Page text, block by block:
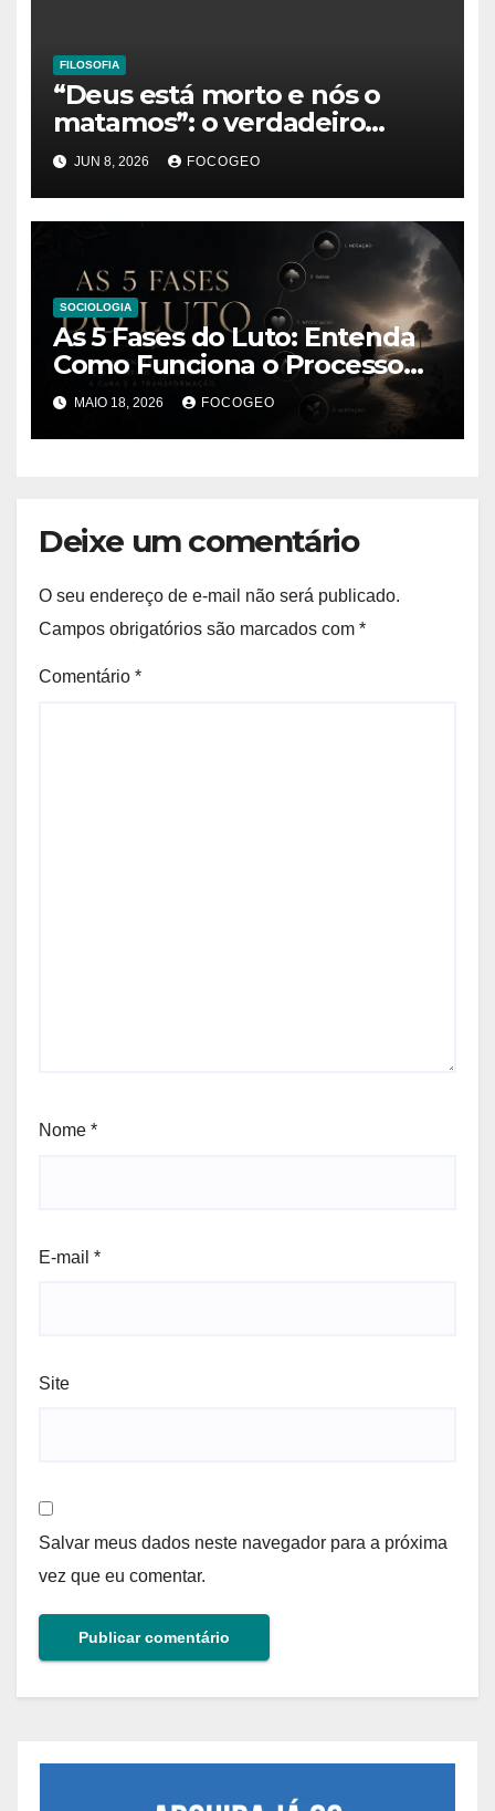
FILOSOFIA
“Deus está morto e nós o
matamos”: o verdadeiro
significado da frase de
Friedrich Nietzsche
JUN 8, 2026 FOCOGEO
SOCIOLOGIA
As 5 Fases do Luto: Entenda
Como Funciona o Processo
de Perda e Sofrimento
Humano
MAIO 18, 2026 FOCOGEO
Deixe um comentário
O seu endereço de e-mail não será publicado.
Campos obrigatórios são marcados com *
Comentário *
Nome *
E-mail *
Site
Salvar meus dados neste navegador para a próxima
vez que eu comentar.